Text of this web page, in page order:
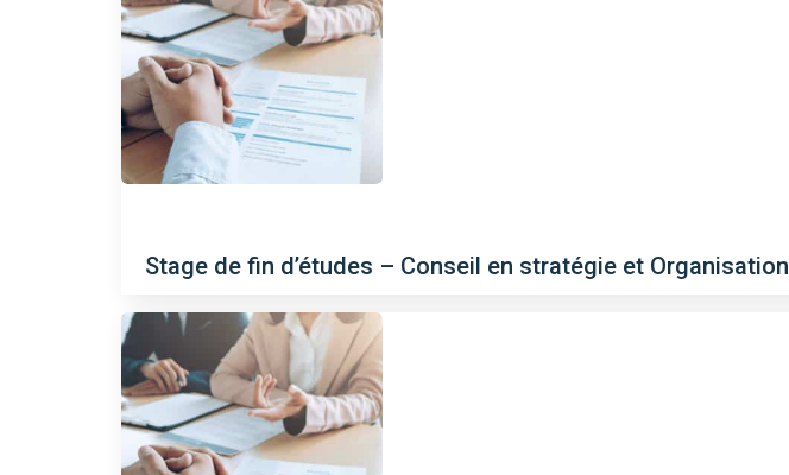
Stage de fin d’études – Conseil en stratégie et Organisation